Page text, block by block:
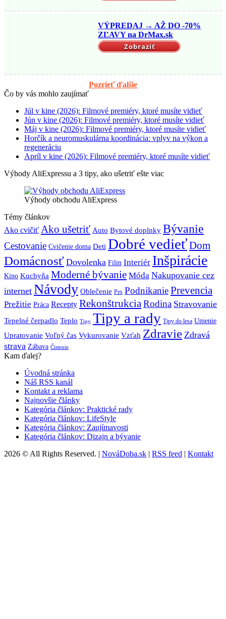
VÝPREDAJ → AŽ DO -70%
ZĽAVY na DrMax.sk
Zobraziť
Pozrieť ďalšie
Čo by vás mohlo zaujímať
Júl v kine (2026): Filmové premiéry, ktoré musíte vidieť
Jún v kine (2026): Filmové premiéry, ktoré musíte vidieť
Máj v kine (2026): Filmové premiéry, ktoré musíte vidieť
Horčík a neuromuskulárna koordinácia: vplyv na výkon a
regeneráciu
Apríl v kine (2026): Filmové premiéry, ktoré musíte vidieť
Výhody AliExpressu a 3 tipy, ako ušetriť ešte viac
Výhody obchodu AliExpress
Témy článkov
Ako cvičiť Ako ušetriť Auto Bytové doplnky Bývanie
Cestovanie Cvičenie doma Deti Dobré vedieťDom
Domácnosť Dovolenka Film Interiér Inšpirácie
Kino Kuchyňa Moderné bývanie Móda Nakupovanie cez
internet Návody Oblečenie Pes PodnikaniePrevencia
Prežitie Práca Recepty RekonštrukciaRodina Stravovanie
Tepelné čerpadlo Teplo Tipy Tipy a rady Tipy do lesa Umenie
Upratovanie Voľný čas Vykurovanie Vzťah Zdravie Zdravá
strava Zábava Čistenie
Kam ďalej?
Úvodná stránka
Náš RSS kanál
Kontakt a reklama
Najnovšie články
Kategória článkov: Praktické rady
Kategória článkov: LifeStyle
Kategória článkov: Zaujímavosti
Kategória článkov: Dizajn a bývanie
2026 © All Rights Reserved. | NováDoba.sk | RSS feed | Kontakt